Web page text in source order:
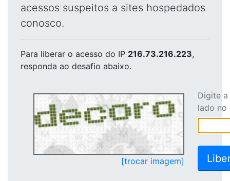
acessos suspeitos a sites hospedados
conosco.
Para liberar o acesso do IP 216.73.216.223,
responda ao desafio abaixo.
[trocar imagem]
Digite
lado no